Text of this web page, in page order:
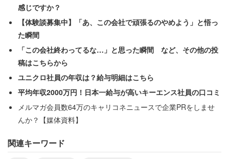
という事態を引き起こした。しかし、当の本人はどこ吹く
風だったようだ。
「本人に注意したけど『前のブランドではみんなやってた
し深く考えなかった』と全く反省もなく」
「その日から更にその子のSNS更新頻度は高くなり、他の
お店の鏡で自店の商品を着て写真撮ったり、もうやりたい
放題」
注意されたことで余計に何かのスイッチが入ってしまった
感じですか？
【体験談募集中】「あ、この会社で頑張るのやめよう」と悟っ
た瞬間
「この会社終わってるな…」と思った瞬間 など、その他の投
稿はこちらから
ユニクロ社員の年収は？給与明細はこちら
平均年収2000万円！日本一給与が高いキーエンス社員の口コミ
メルマガ会員数64万のキャリコネニュースで企業PRをしませ
んか？【媒体資料】
関連キーワード